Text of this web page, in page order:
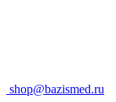
shop@bazismed.ru